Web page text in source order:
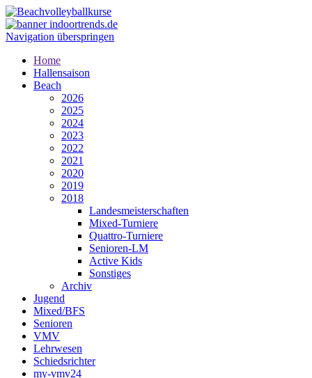
Navigation überspringen
Home
Hallensaison
Beach
2026
2025
2024
2023
2022
2021
2020
2019
2018
Landesmeisterschaften
Mixed-Turniere
Quattro-Turniere
Senioren-LM
Active Kids
Sonstiges
Archiv
Jugend
Mixed/BFS
Senioren
VMV
Lehrwesen
Schiedsrichter
my-vmv24